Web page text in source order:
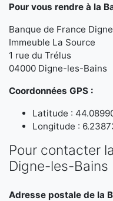
Pour vous rendre à la
Banque de France
Immeuble La Source
1 rue du Trélus
04000 Digne-les-Bains
Coordonnées GPS :
Latitude :
Longitude :
Pour contacter
Digne-les-Bains
Adresse postale de la